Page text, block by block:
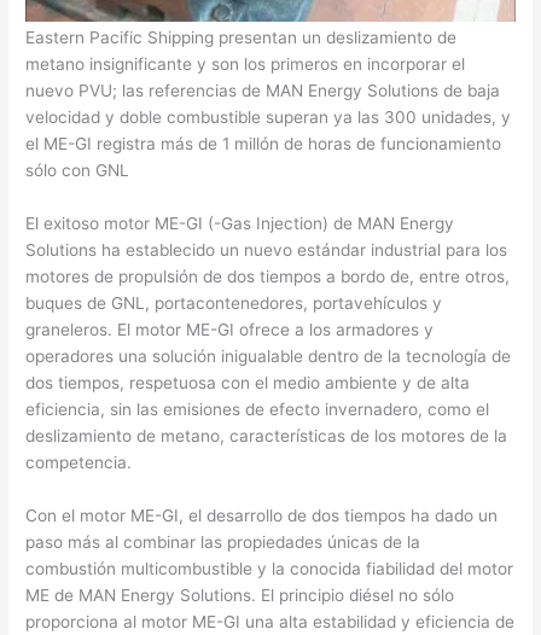
Los motores ME-GI para la serie de buques de carga de
Eastern Pacific Shipping presentan un deslizamiento de
metano insignificante y son los primeros en incorporar el
nuevo PVU; las referencias de MAN Energy Solutions de baja
velocidad y doble combustible superan ya las 300 unidades, y
el ME-GI registra más de 1 millón de horas de funcionamiento
sólo con GNL
El exitoso motor ME-GI (-Gas Injection) de MAN Energy
Solutions ha establecido un nuevo estándar industrial para los
motores de propulsión de dos tiempos a bordo de, entre otros,
buques de GNL, portacontenedores, portavehículos y
graneleros. El motor ME-GI ofrece a los armadores y
operadores una solución inigualable dentro de la tecnología de
dos tiempos, respetuosa con el medio ambiente y de alta
eficiencia, sin las emisiones de efecto invernadero, como el
deslizamiento de metano, características de los motores de la
competencia.
Con el motor ME-GI, el desarrollo de dos tiempos ha dado un
paso más al combinar las propiedades únicas de la
combustión multicombustible y la conocida fiabilidad del motor
ME de MAN Energy Solutions. El principio diésel no sólo
proporciona al motor ME-GI una alta estabilidad y eficiencia de